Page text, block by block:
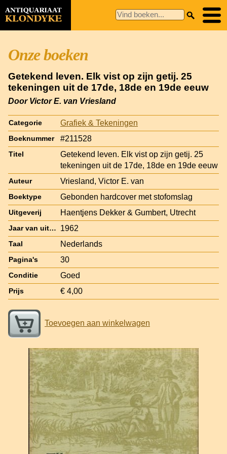
Onze boeken
Getekend leven. Elk vist op zijn getij. 25
tekeningen uit de 17de, 18de en 19de eeuw
Door Victor E. van Vriesland
Categorie Grafiek & Tekeningen
Boeknummer #211528
Titel
Getekend leven. Elk vist op zijn getij. 25
tekeningen uit de 17de, 18de en 19de eeuw
Auteur Vriesland, Victor E. van
Boektype Gebonden hardcover met stofomslag
Uitgeverij Haentjens Dekker & Gumbert, Utrecht
Jaar van uitgave 1962
Taal Nederlands
Pagina's 30
Conditie Goed
Prijs € 4,00
Toevoegen aan winkelwagen